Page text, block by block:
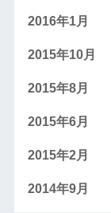
2016年1月
2015年10月
2015年8月
2015年6月
2015年2月
2014年9月